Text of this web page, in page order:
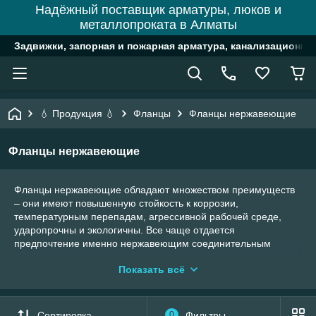
Надёжный поставщик арматуры, люков и
металлопроката в Алматы
Задвижки, запорная и пожарная арматура,
💧 Продукция 💧 Фланцы Фланцы нержавеющие
Фланцы нержавеющие
Фланцы нержавеющие обладают множеством преимуществ
– они имеют повышенную стойкость к коррозии,
температурным перепадам, агрессивной рабочей среде,
ударопрочны и экологичны. Все чаще отдается
предпочтение именно нержавеющим соединительным
химической, металлургической, фармацевтической и
вентиляции.
Показать всё